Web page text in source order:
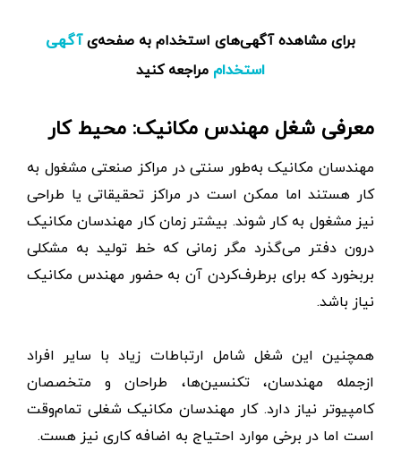
برای مشاهده آگهی‌های استخدام به صفحه‌یآگهی
استخدام مراجعه کنید
معرفی شغل مهندس مکانیک: محیط کار
مهندسان مکانیک به‌طور سنتی در مراکز صنعتی مشغول به
کار هستند اما ممکن است در مراکز تحقیقاتی یا طراحی
نیز مشغول به کار شوند. بیشتر زمان کار مهندسان مکانیک
درون دفتر می‌گذرد مگر زمانی که خط تولید به مشکلی
بربخورد که برای برطرف‌کردن آن به حضور مهندس مکانیک
نیاز باشد.
همچنین این شغل شامل ارتباطات زیاد با سایر افراد
ازجمله مهندسان، تکنسین‌ها، طراحان و متخصصان
کامپیوتر نیاز دارد. کار مهندسان مکانیک شغلی تمام‌وقت
است اما در برخی موارد احتیاج به اضافه کاری نیز هست.